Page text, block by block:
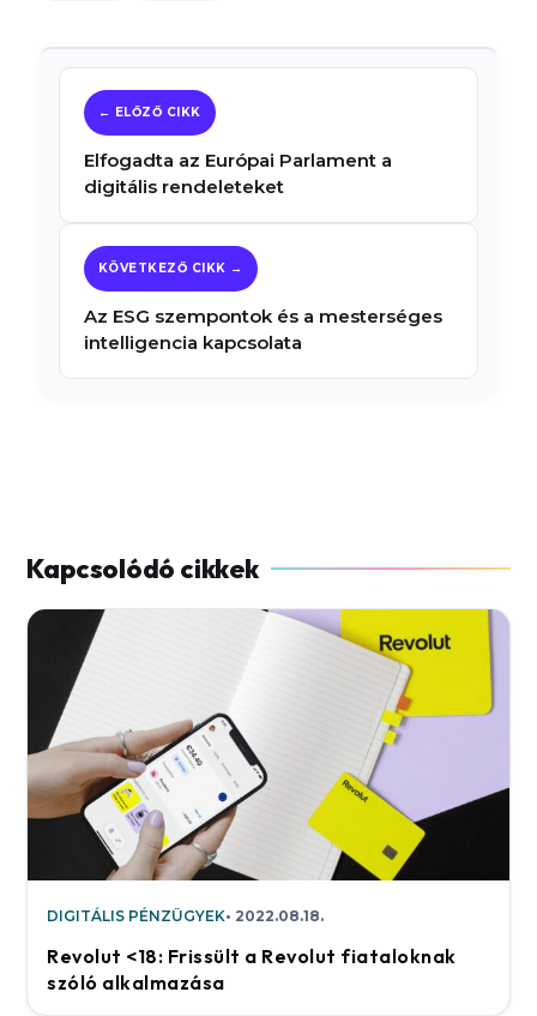
Elfogadta az Európai Parlament a
digitális rendeleteket
Az ESG szempontok és a mesterséges
intelligencia kapcsolata
DIGITÁLIS PÉNZÜGYEK 2022.08.18.
Revolut <18: Frissült a Revolut fiataloknak
szóló alkalmazása